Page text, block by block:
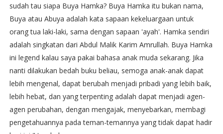
sudah tau siapa Buya Hamka? Buya Hamka itu bukan nama,
Buya atau Abuya adalah kata sapaan kekeluargaan untuk
orang tua laki-laki, sama dengan sapaan 'ayah'. Hamka sendiri
adalah singkatan dari Abdul Malik Karim Amrullah. Buya Hamka
ini legend kalau saya pakai bahasa anak muda sekarang. Jika
nanti dilakukan bedah buku beliau, semoga anak-anak dapat
lebih mengenal, dapat berubah menjadi pribadi yang lebih baik,
lebih hebat, dan yang terpenting adalah dapat menjadi agen-
agen perubahan, dengan mengajak, menyebarkan, membagi
pengetahuannya pada teman-temannya yang tidak dapat hadir